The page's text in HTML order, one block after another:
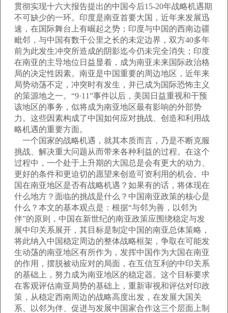
贯彻实现十六大报告提出的中国今后15-20年战略机遇期
不可缺少的一环。印度是南亚首要大国，近年来发展迅
速，在国际舞台上有崛起之势；印度与中国的西南边疆
毗邻，与中国有数千公里之长的未定边界，双方40多年
前为此发生冲突所造成的阴影迄今仍未完全消失；印度
在南亚的主导地位日益显着，成为南亚未来国际政治格
局的决定性因素。南亚是中国重要的周边地区，近年来
局势动荡不定，冲突时有发生，并已成为国际恐怖主义
的策源地之一。“9·11”事件以后，美国日益重视和干预
该地区的事务，似将成为南亚地区最有影响的外部势
力。这些因素构成了中国如何应对挑战、创造和利用战
略机遇的重要方面。
一个国家的战略机遇，就其本质而言，乃是不断克服
挑战、解决重大问题从而带来各种利益的过程。在这个
过程中，一个处于上升期的大国总是会有更大的动力、
更好的条件和更迫切的愿望来创造可资利用的机会。中
国在南亚地区是否有战略机遇？如果有的话，将体现在
什么地方？面临的挑战是什么？中国南亚政策的核心是
什么？本文的基本观点是：根据“与邻为善，以邻为
伴”的原则，中国在新世纪的南亚政策应围绕稳定与发
展中印关系展开，其目标是制定中国的南亚总体策略，
将此纳入中国稳定周边的整体战略框架，争取在可能发
生动荡的南亚地区有所作为，发挥中国作为大国在南亚
的作用，摆脱被动应对的局面，在互信互利的中印关系
的基础上，努力成为南亚地区的稳定器。这个目标要求
在客观评估南亚局势的基础上，重新审视和评估对印政
策，从稳定西南周边的战略高度出发，在发展大国关
系、以邻为伴、促进与发展中国家合作这三个层面上制